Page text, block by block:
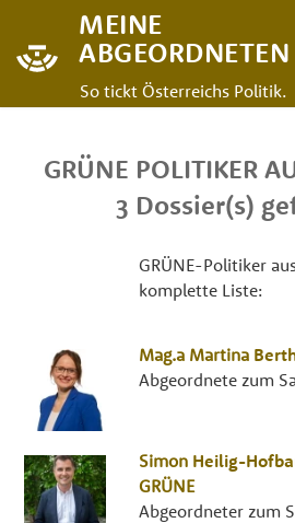
MEINE
ABGEORDNETEN
So tickt Österreichs Politik.
GRÜNE POLITIKER
3 Dossier(s)
GRÜNE-Politiker
komplette Liste:
Mag.a Martina
Abgeordnete zum
Simon Heilig-
GRÜNE
Abgeordneter zum